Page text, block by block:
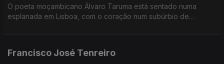
O poeta moçambicano Álvaro Taruma está sentado numa
esplanada em Lisboa, com o coração num subúrbio de
Francisco José Tenreiro